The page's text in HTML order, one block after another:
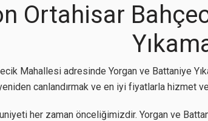
Ortahisar
Mahallesi adresinde Yorgan ve Battaniye
canlandırmak ve en iyi fiyatlarla hizmet
her zaman önceliğimizdir. Yorgan ve